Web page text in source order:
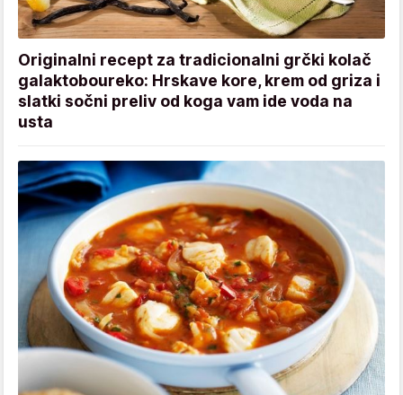
Originalni recept za tradicionalni grčki kolač
galaktoboureko: Hrskave kore, krem od griza i
slatki sočni preliv od koga vam ide voda na
usta